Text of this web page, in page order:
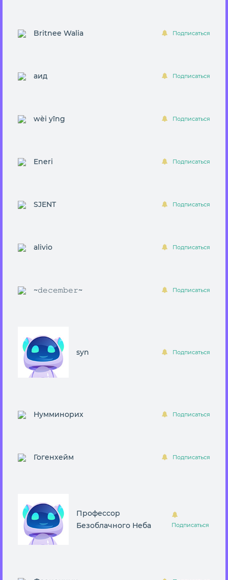
Britnee Walia Подписаться
аид Подписаться
wèi yīng Подписаться
Eneri Подписаться
SJЕNT Подписаться
alivio Подписаться
~𝚍𝚎𝚌𝚎𝚖𝚋𝚎𝚛~ Подписаться
syn Подписаться
Нумминорих Подписаться
Гогенхейм Подписаться
Профессор
Безоблачного Неба
Подписаться